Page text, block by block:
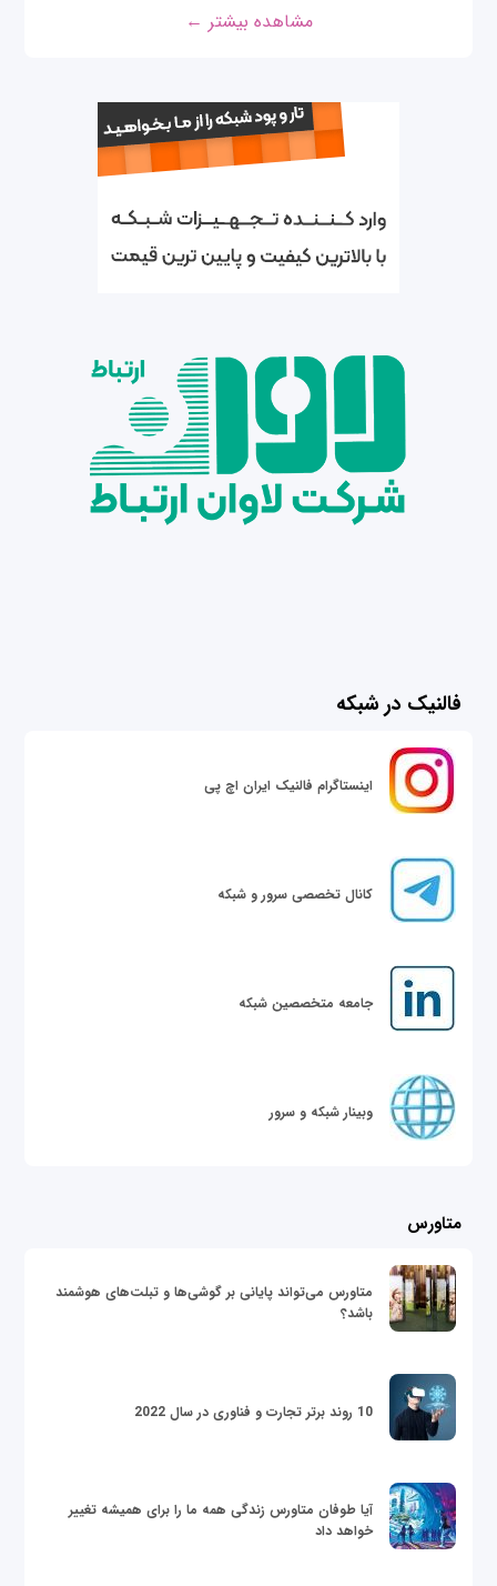
مشاهده بیشتر ←
فالنیک در شبکه
اینستاگرام فالنیک ایران اچ پی
کانال تخصصی سرور و شبکه
جامعه متخصصین شبکه
وبینار شبکه و سرور
متاورس
متاورس می‌تواند پایانی بر گوشی‌ها و تبلت‌های هوشمند
باشد؟
10 روند برتر تجارت و فناوری در سال 2022
آیا طوفان متاورس زندگی همه ما را برای همیشه تغییر
خواهد داد